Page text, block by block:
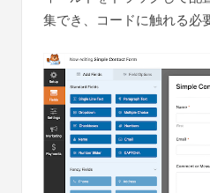
集でき、コードに触れる必